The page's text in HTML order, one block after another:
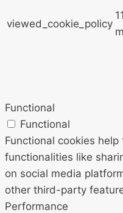
viewed_cookie_policy
11
Functional
Functional
Functional cookies
functionalities like
on social media
other third-party
Performance